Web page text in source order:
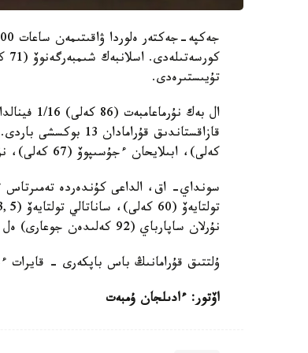
تۇيىستىرەدى.
ال بەك
كەلى)، ابىلايحان ءجۇسىپوۆ (67 كەلى)، نۇرقانات رايىس (75 كەلى العاشقى جەكپە- جەگىندە جەڭىسكە جەتتى.
نۇرلان ساپارباي (92 كەلىدەن جوعارى) ەل نامىسىن قورعايدى.
ۇلتتىق قۇرامانىڭ باس باپكەرى - قايرات ءساتجانوۆ، الەم
اۆتور: ءادىلجان ۇمبەت